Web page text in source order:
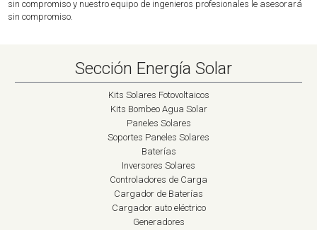
sin compromiso y nuestro equipo de ingenieros profesionales le asesorará
sin compromiso.
Sección Energía Solar
Kits Solares Fotovoltaicos
Kits Bombeo Agua Solar
Paneles Solares
Soportes Paneles Solares
Baterías
Inversores Solares
Controladores de Carga
Cargador de Baterías
Cargador auto eléctrico
Generadores